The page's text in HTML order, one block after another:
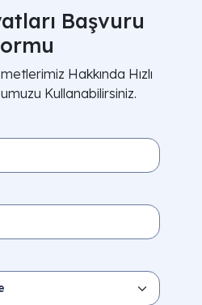
Başvuru
Hakkında Hızlı
Kullanabilirsiniz.